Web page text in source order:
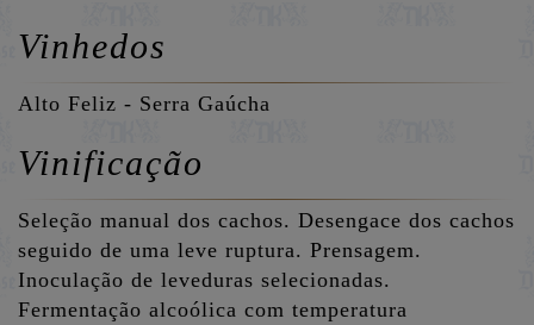
Vinhedos
Alto Feliz - Serra Gaúcha
Vinificação
Seleção manual dos cachos. Desengace dos cachos
seguido de uma leve ruptura. Prensagem.
Inoculação de leveduras selecionadas.
Fermentação alcoólica com temperatura